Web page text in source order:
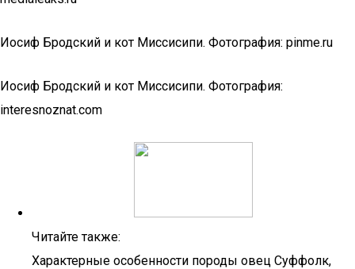
Иосиф Бродский и кот Миссисипи. Фотография: pinme.ru
Иосиф Бродский и кот Миссисипи. Фотография:
interesnoznat.com
Читайте также:
Характерные особенности породы овец Суффолк,